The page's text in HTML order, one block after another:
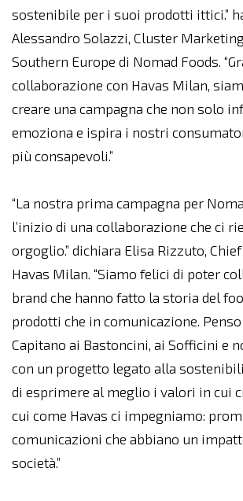
sostenibile per i suoi prodotti ittici.”
Alessandro Solazzi, Cluster
Southern Europe di Nomad Foods.
collaborazione con Havas Milan,
creare una campagna che non solo
emoziona e ispira i nostri
più consapevoli.”
“La nostra prima campagna per
l’inizio di una collaborazione che ci
orgoglio.” dichiara Elisa Rizzuto,
Havas Milan. “Siamo felici di poter
brand che hanno fatto la storia del
prodotti che in comunicazione. Penso
Capitano ai Bastoncini, ai Sofficini e
con un progetto legato alla
di esprimere al meglio i valori in cui
cui come Havas ci impegniamo:
comunicazioni che abbiano un
società.”